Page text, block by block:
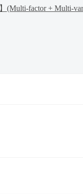
(Multi-factor + Multi-